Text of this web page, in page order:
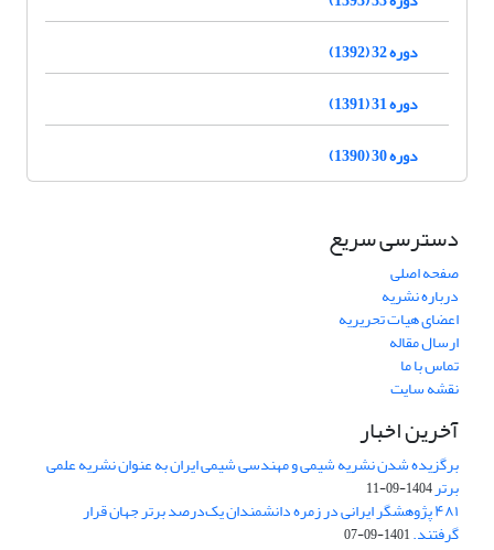
دوره 32 (1392)
دوره 31 (1391)
دوره 30 (1390)
دسترسی سریع
صفحه اصلی
درباره نشریه
اعضای هیات تحریریه
ارسال مقاله
تماس با ما
نقشه سایت
آخرین اخبار
برگزیده شدن نشریه شیمی و مهندسی شیمی ایران به عنوان نشریه علمی
برتر1404-09-11
۴۸۱ پژوهشگر ایرانی در زمره دانشمندان یک‌درصد برتر جهان قرار
گرفتند.1401-09-07